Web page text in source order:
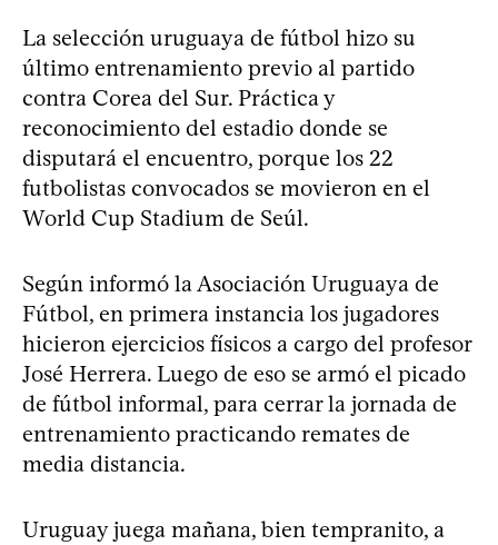
La selección uruguaya de fútbol hizo su
último entrenamiento previo al partido
contra Corea del Sur. Práctica y
reconocimiento del estadio donde se
disputará el encuentro, porque los 22
futbolistas convocados se movieron en el
World Cup Stadium de Seúl.
Según informó la Asociación Uruguaya de
Fútbol, en primera instancia los jugadores
hicieron ejercicios físicos a cargo del profesor
José Herrera. Luego de eso se armó el picado
de fútbol informal, para cerrar la jornada de
entrenamiento practicando remates de
media distancia.
Uruguay juega mañana, bien tempranito, a